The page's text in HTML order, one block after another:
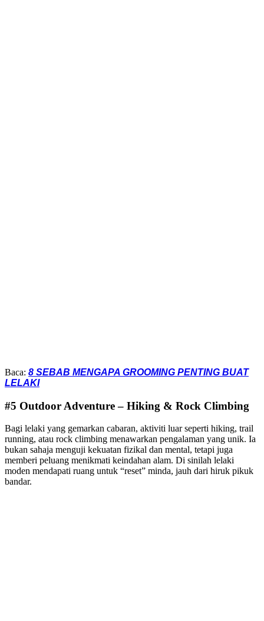
Baca: 8 SEBAB MENGAPA GROOMING PENTING BUAT
LELAKI
#5 Outdoor Adventure – Hiking & Rock Climbing
Bagi lelaki yang gemarkan cabaran, aktiviti luar seperti hiking, trail
running, atau rock climbing menawarkan pengalaman yang unik. Ia
bukan sahaja menguji kekuatan fizikal dan mental, tetapi juga
memberi peluang menikmati keindahan alam. Di sinilah lelaki
moden mendapati ruang untuk “reset” minda, jauh dari hiruk pikuk
bandar.